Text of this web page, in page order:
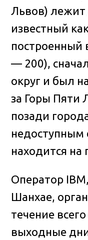
Львов) лежит
известный
построенный
— 200),
округ и был
за Горы Пяти
позади
недоступным
находится на
Оператор
Шанхае,
течение
выходные